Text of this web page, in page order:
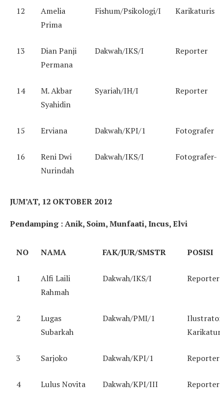
12
Amelia
Prima
Fishum/Psikologi/I Karikaturis
13
Dian Panji
Permana
Dakwah/IKS/I Reporter
14
M. Akbar
Syahidin
Syariah/IH/I Reporter
15 Erviana Dakwah/KPI/1 Fotografer
16
Reni Dwi
Nurindah
Dakwah/IKS/I Fotografer-
JUM’AT, 12 OKTOBER 2012
Pendamping : Anik, Soim, Munfaati, Incus, Elvi
NO NAMA FAK/JUR/SMSTR POSISI
1
Alfi Laili
Rahmah
Dakwah/IKS/I Reporter
2
Lugas
Subarkah
Dakwah/PMI/1
3 Sarjoko Dakwah/KPI/1 Reporter
4 Lulus Novita Dakwah/KPI/III Reporter